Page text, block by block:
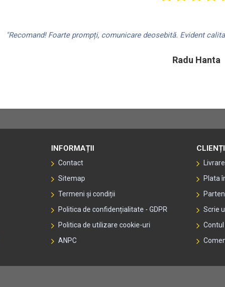
"Recomand! Foarte prompți, comunicare deosebită. Evident
Radu Hanta
INFORMAȚII
Contact
Sitemap
Termeni și condiții
Politica de confidențialitate - GDPR
Politica de utilizare cookie-uri
ANPC
CLIENȚI
Plata
Scrie